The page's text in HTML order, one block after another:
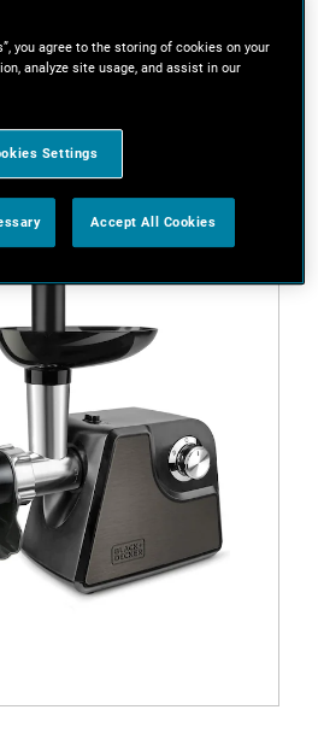
Ordina
you agree to the storing of cookies on your
analyze site usage, and assist in our
Settings
Accept All Cookies